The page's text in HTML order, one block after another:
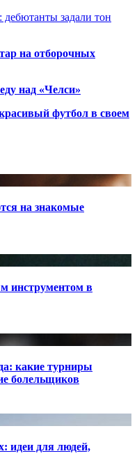
дебютанты задали тон
на отборочных
над «Челси»
футбол в своем
на знакомые
инструментом в
какие турниры
болельщиков
идеи для людей,